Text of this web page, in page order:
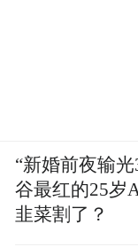
“新婚前夜输
谷最红的25岁
韭菜割了？